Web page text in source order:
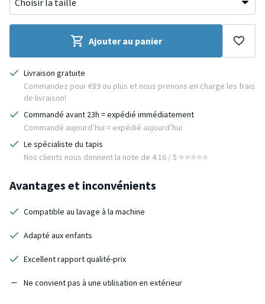
Ajouter au panier
Livraison gratuite
Commandez pour €89 ou plus et nous prenons en charge les frais
de livraison!
Commandé avant 23h = expédié immédiatement
Commandé aujourd’hui = expédié aujourd’hui
Le spécialiste du tapis
Nos clients nous donnent la note de 4.16 / 5 ⭐️⭐️⭐️⭐️⭐️
Avantages et inconvénients
Compatible au lavage à la machine
Adapté aux enfants
Excellent rapport qualité-prix
Ne convient pas à une utilisation en extérieur